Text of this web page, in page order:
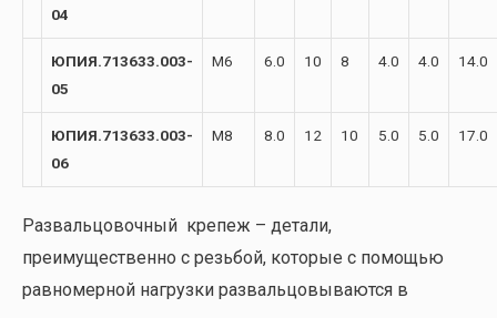
04
ЮПИЯ.713633.003-
05
М6 6.0 10 8 4.0 4.0 14.0
ЮПИЯ.713633.003-
06
М8 8.0 12 10 5.0 5.0 17.0
Развальцовочный крепеж – детали,
преимущественно с резьбой, которые с помощью
равномерной нагрузки развальцовываются в